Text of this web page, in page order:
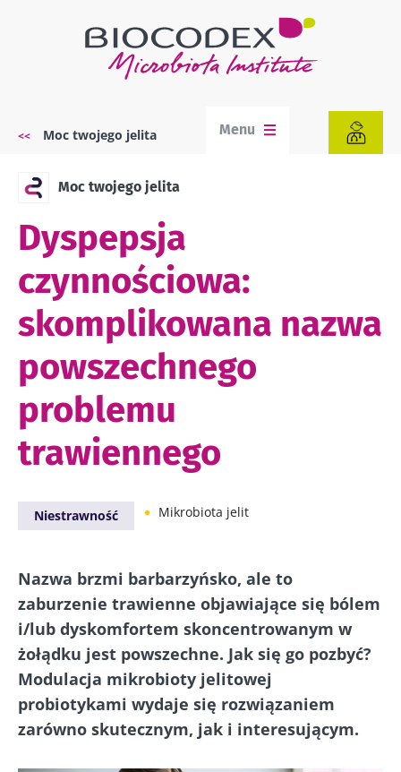
Moc twojego jelita Menu
Moc twojego jelita
Dyspepsja
czynnościowa:
skomplikowana nazwa
powszechnego
problemu
trawiennego
Niestrawność Mikrobiota jelit
Nazwa brzmi barbarzyńsko, ale to
zaburzenie trawienne objawiające się bólem
i/lub dyskomfortem skoncentrowanym w
żołądku jest powszechne. Jak się go pozbyć?
Modulacja mikrobioty jelitowej
probiotykami wydaje się rozwiązaniem
zarówno skutecznym, jak i interesującym.